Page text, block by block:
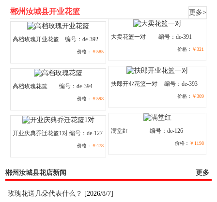
郴州汝城县开业花篮 更多>
高档玫瑰开业花篮 编号：de-392
价格： ￥585
大卖花篮一对 编号：de-391
价格： ￥321
高档玫瑰花篮 编号：de-394
价格： ￥598
扶郎开业花篮一对 编号：de-393
价格： ￥309
开业庆典乔迁花篮1对 编号：de-127
价格： ￥478
满堂红 编号：de-126
价格： ￥1198
郴州汝城县花店新闻 更多
玫瑰花送几朵代表什么？ [2026/8/7]